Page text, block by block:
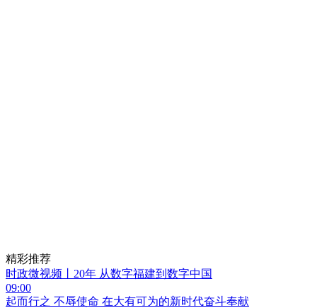
精彩推荐
时政微视频丨20年 从数字福建到数字中国
09:00
起而行之 不辱使命 在大有可为的新时代奋斗奉献